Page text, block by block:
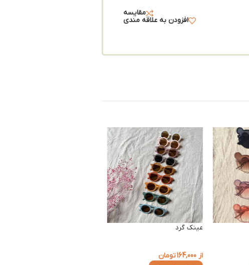
مقایسه
افزودن به علاقه مندی
عینک گرد
از 164,000تومان